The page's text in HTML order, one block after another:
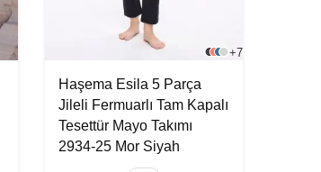
+7
Haşema Esila 5 Parça
Jileli Fermuarlı Tam Kapalı
Tesettür Mayo Takımı
2934-25 Mor Siyah